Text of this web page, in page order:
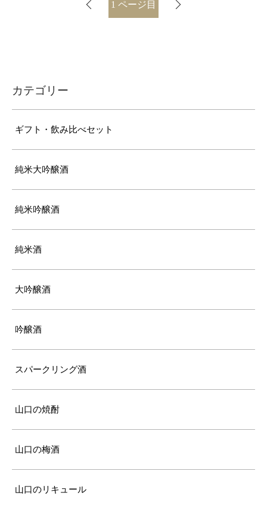
1 ページ目
カテゴリー
ギフト・飲み比べセット
純米大吟醸酒
純米吟醸酒
純米酒
大吟醸酒
吟醸酒
スパークリング酒
山口の焼酎
山口の梅酒
山口のリキュール